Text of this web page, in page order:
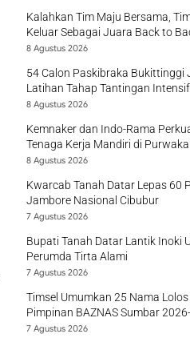
Kalahkan Tim Maju Bersama,
Keluar Sebagai Juara Back to
Season II Tahun 2026
8 Agustus 2026
54 Calon Paskibraka Bukittinggi
Latihan Tahap Tantingan Intensif
8 Agustus 2026
Kemnaker dan Indo-Rama
Tenaga Kerja Mandiri di
8 Agustus 2026
Kwarcab Tanah Datar Lepas 60
Jambore Nasional Cibubur
7 Agustus 2026
Bupati Tanah Datar Lantik Inoki
Perumda Tirta Alami
7 Agustus 2026
Timsel Umumkan 25 Nama Lolos
Pimpinan BAZNAS Sumbar
7 Agustus 2026